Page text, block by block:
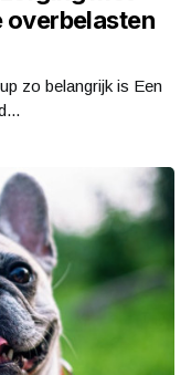
overbelasten
zo belangrijk is Een